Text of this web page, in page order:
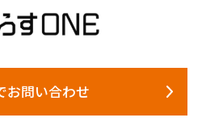
お問い合わせ